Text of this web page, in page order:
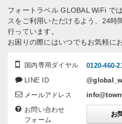
国内専用ダイヤル
0120-460-
LINE ID
メールアドレス
お問い合わせ
フォーム
お
フォートラベル GLOBAL WiFi で
スをご利用いただけるよう、24時
行っています。
お困りの際にはいつでもお気軽に